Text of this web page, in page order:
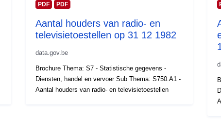
PDF PDF
Aantal houders van radio- en
televisietoestellen op 31 12 1982
data.gov.be
Brochure Thema: S7 - Statistische gegevens -
Diensten, handel en vervoer Sub Thema: S750.A1 -
Aantal houders van radio- en televisietoestellen